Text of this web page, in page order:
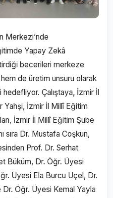
Merkezi’nde
Yapay Zekâ
becerileri merkeze
de üretim unsuru olarak
Çalıştaya, İzmir İl
Yahşi, İzmir İl Millî Eğitim
İzmir İl Millî Eğitim Şube
sıra Dr. Mustafa Coşkun,
Prof. Dr. Serhat
Büküm, Dr. Öğr. Üyesi
Üyesi Ela Burcu Uçel, Dr.
Öğr. Üyesi Kemal Yayla